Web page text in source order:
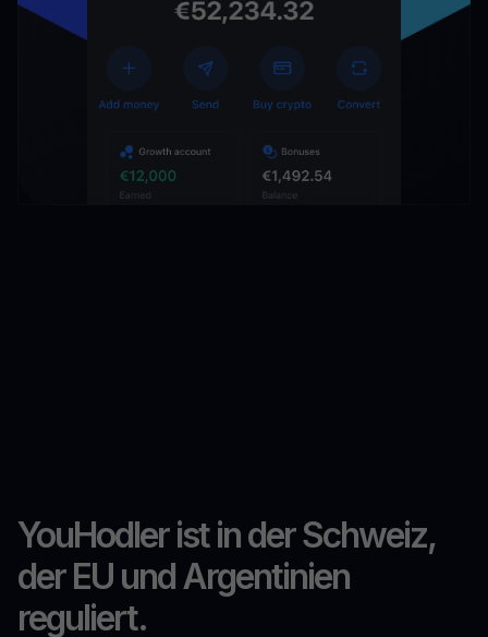
YouHodler ist in der Schweiz,
der EU und Argentinien
reguliert.